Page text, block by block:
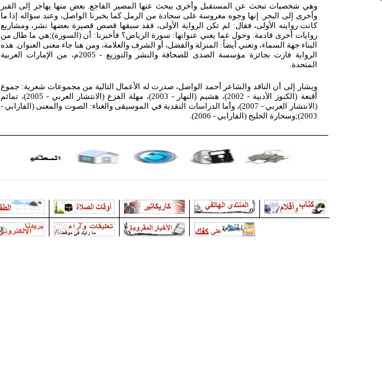
وهي شخصيات تبحث عن المستقبل وأخرى يبحث عنها المصير الفاجع. بعض منها يهاجر إلى القبر
وأخرى إلى البحر. إنها وجوه مغروسة على سجادة من الرمل كما يخبرنا الواصل، وعند سؤاله إذا ما
كانت روايته الأولى، فقال: لم تكن الرواية الأولى، فقد سبقها قصص قصيرة بعضها نشر، ومشاريع
روايات أخرى قادمة. وحول عما يعني عنوانها: سورة الرياض؟ فأخبرنا: أن (السورة);هي ما طال من
البناء جهة السماء، وتعني أيضاً: المنزلة والفضل، أو الشرف والعلامة، ومن هنا جاء معنى العنوان. هذه
الرواية فازت بجائزة مؤسسة الصدى للصحافة والنشر والتوزيع - 2005م، من الإمارات العربية
المتحدة.
ويشار إلى أن الناقد والشاعر أحمد الواصل، صدرت له الأعمال التالية من مجموعات شعرية: جموع
أقنعة (الكنوز الأدبية - 2002)، هشيم (النهار - 2003)، مهلة الفزع (الانتشار العربي - 2005)، تمائم
(الانتشار العربي - 2007)، وأما الدراسات النقدية في الموسيقى والغناء: الصوت والمعنى (الفارابي -
2003);وسحارة الخليج (الفارابي - 2006).